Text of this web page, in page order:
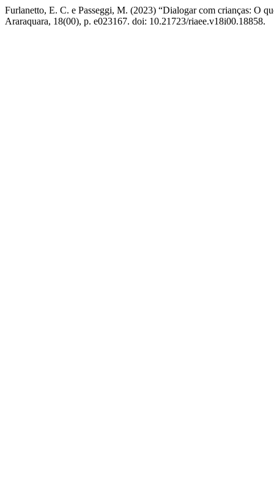
Furlanetto, E. C. e Passeggi, M. (2023) “Dialogar com crianças: O
Araraquara, 18(00), p. e023167. doi: 10.21723/riaee.v18i00.18858.